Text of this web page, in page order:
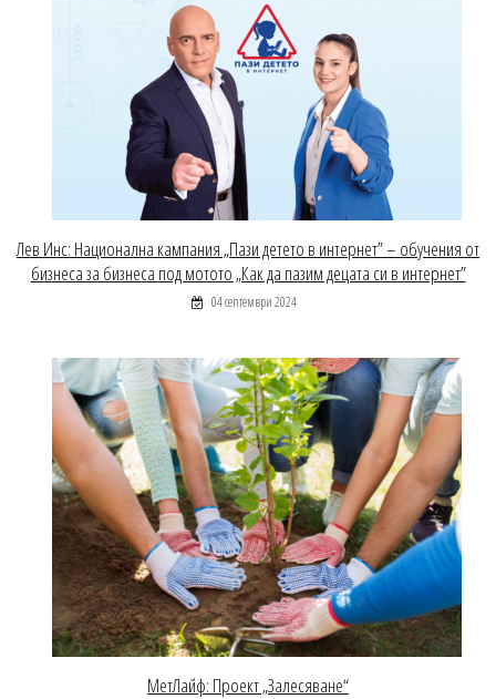
Лев Инс: Национална кампания „Пази детето в интернет” – обучения от
бизнеса за бизнеса под мотото „Как да пазим децата си в интернет”
04 септември 2024
МетЛайф: Проект „Залесяване“